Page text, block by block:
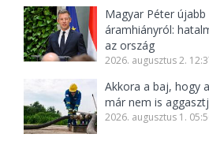
Magyar Péter
áramhiányról:
az ország
2026. augusztus 2.
Akkora a baj, hogy
már nem is
2026. augusztus 1.